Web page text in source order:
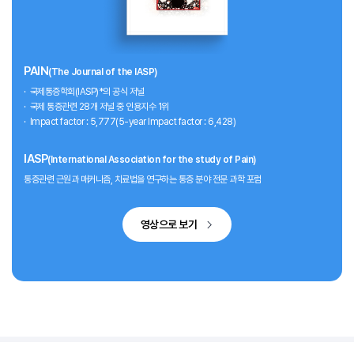
PAIN(The Journal of the IASP)
국제통증학회(IASP)*의 공식 저널
국제 통증관련 28개 저널 중 인용지수 1위
Impact factor : 5,777(5-year Impact factor : 6,428)
IASP(International Association for the study of Pain)
통증관련 근원과 매커니즘, 치료법을 연구하는 통증 분야 전문 과학 포럼
영상으로 보기